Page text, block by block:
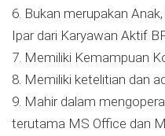
6. Bukan merupakan
Ipar dari Karyawan Aktif
7. Memiliki Kemampuan
8. Memiliki ketelitian dan
9. Mahir dalam
terutama MS Office dan